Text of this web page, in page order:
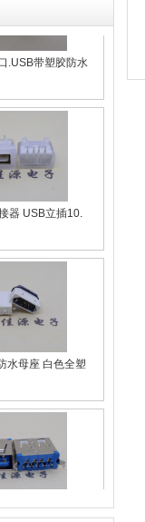
器 USB立插10.
水母座 白色全塑
接口定义尺寸 1